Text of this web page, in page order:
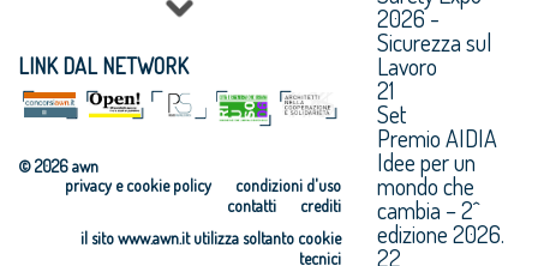
OAPPC di Bari
OAPPC di
Barletta-
Brindisi
OAPPC di
Cagliari
Crotone
OAPPC di
LINK DAL NETWORK
© 2026 awn
condizioni d'uso
privacy e cookie policy
crediti
contatti
il sito www.awn.it utilizza soltanto cookie
tecnici
2026 -
Sicurezza sul
Lavoro
21
Set
Premio AIDIA
Idee per un
mondo che
cambia – 2^
edizione 2026.
22